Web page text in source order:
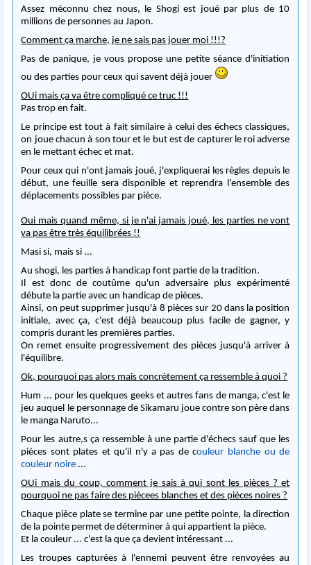
Assez méconnu chez nous, le Shogi est joué par plus de 10
millions de personnes au Japon.
Comment ça marche, je ne sais pas jouer moi !!!?
Pas de panique, je vous propose une petite séance d'initiation
ou des parties pour ceux qui savent déjà jouer
OUi mais ça va être compliqué ce truc !!!
Pas trop en fait.
Le principe est tout à fait similaire à celui des échecs classiques,
on joue chacun à son tour et le but est de capturer le roi adverse
en le mettant échec et mat.
Pour ceux qui n'ont jamais joué, j'expliquerai les règles depuis le
début, une feuille sera disponible et reprendra l'ensemble des
déplacements possibles par pièce.
Oui mais quand même, si je n'ai jamais joué, les parties ne vont
va pas être très équilibrées !!
Masi si, mais si ...
Au shogi, les parties à handicap font partie de la tradition.
Il est donc de coutûme qu'un adversaire plus expérimenté
débute la partie avec un handicap de pièces.
Ainsi, on peut supprimer jusqu'à 8 pièces sur 20 dans la position
initiale, avec ça, c'est déjà beaucoup plus facile de gagner, y
compris durant les premières parties.
On remet ensuite progressivement des pièces jusqu'à arriver à
l'équilibre.
Ok, pourquoi pas alors mais concrètement ça ressemble à quoi ?
Hum ... pour les quelques geeks et autres fans de manga, c'est le
jeu auquel le personnage de Sikamaru joue contre son père dans
le manga Naruto...
Pour les autre,s ça ressemble à une partie d'échecs sauf que les
pièces sont plates et qu'il n'y a pas de couleur blanche ou de
couleur noire ...
OUi mais du coup, comment je sais à qui sont les pièces ? et
pourquoi ne pas faire des piècees blanches et des pièces noires ?
Chaque pièce plate se termine par une petite pointe, la direction
de la pointe permet de déterminer à qui appartient la pièce.
Et la couleur ... c'est la que ça devient intéressant ...
Les troupes capturées à l'ennemi peuvent être renvoyées au